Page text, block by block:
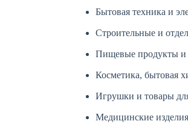
Бытовая техника и
Строительные и
Пищевые продукты и
Косметика, бытовая
Игрушки и товары
Медицинские